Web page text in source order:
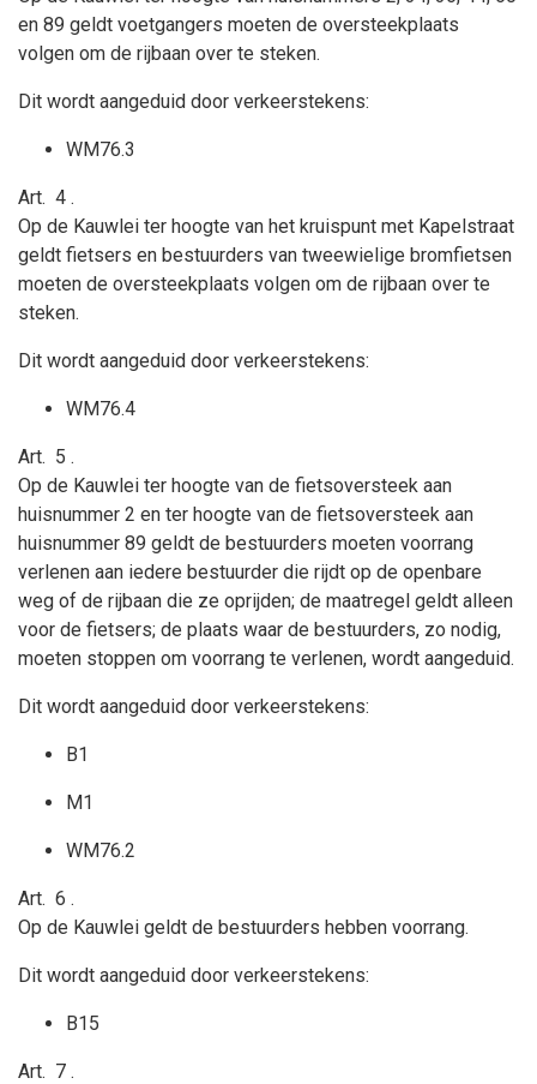
en 89 geldt voetgangers moeten de oversteekplaats
volgen om de rijbaan over te steken.
Dit wordt aangeduid door verkeerstekens:
WM76.3
Art. 4 .
Op de Kauwlei ter hoogte van het kruispunt met Kapelstraat
geldt fietsers en bestuurders van tweewielige bromfietsen
moeten de oversteekplaats volgen om de rijbaan over te
steken.
Dit wordt aangeduid door verkeerstekens:
WM76.4
Art. 5 .
Op de Kauwlei ter hoogte van de fietsoversteek aan
huisnummer 2 en ter hoogte van de fietsoversteek aan
huisnummer 89 geldt de bestuurders moeten voorrang
verlenen aan iedere bestuurder die rijdt op de openbare
weg of de rijbaan die ze oprijden; de maatregel geldt alleen
voor de fietsers; de plaats waar de bestuurders, zo nodig,
moeten stoppen om voorrang te verlenen, wordt aangeduid.
Dit wordt aangeduid door verkeerstekens:
B1
M1
WM76.2
Art. 6 .
Op de Kauwlei geldt de bestuurders hebben voorrang.
Dit wordt aangeduid door verkeerstekens:
B15
Art. 7 .